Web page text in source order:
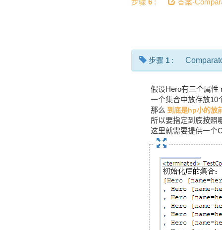
步骤 6 : 答案-
步骤 1 :
假设Hero有三个属性
一个集合中放存放10
那么 到底是hp小的放
所以要指定到底按照
这里就需要提供一个